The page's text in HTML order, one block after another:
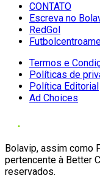
CONTATO
Escreva no
RedGol
Termos e
Políticas de
Política Editorial
Ad Choices
Bolavip, assim como
pertencente à Better
reservados.